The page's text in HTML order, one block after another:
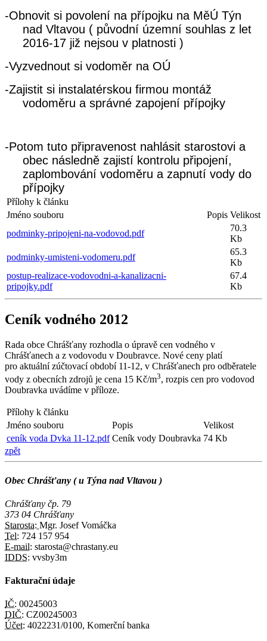
-Obnovit si povolení na přípojku na MěÚ Týn
nad Vltavou ( původní územní souhlas z let
2016-17 již nejsou v platnosti )
-Vyzvednout si vodoměr na OÚ
-Zajistit si instalatérskou firmou montáž
vodoměru a správné zapojení přípojky
-Potom tuto připravenost nahlásit starostovi a
obec následně zajistí kontrolu připojení,
zaplombování vodoměru a zapnutí vody do
přípojky
Přílohy k článku
Jméno souboru
Popis Velikost
podminky-pripojeni-na-vodovod.pdf
70.3
Kb
podminky-umisteni-vodomeru.pdf
65.3
Kb
postup-realizace-vodovodni-a-kanalizacni-
pripojky.pdf
67.4
Kb
Ceník vodného 2012
Rada obce Chrášťany rozhodla o úpravě cen vodného v
Chrášťanech a z vodovodu v Doubravce. Nové ceny platí
pro aktuální zúčtovací období 11-12, v Chrášťanech pro odběratele
vody z obecních zdrojů je cena 15 Kč/m3, rozpis cen pro vodovod
Doubravka uvádíme v příloze.
Přílohy k článku
Jméno souboru
Popis
Velikost
ceník voda Dvka 11-12.pdf Ceník vody Doubravka 74 Kb
zpět
Obec Chrášťany ( u Týna nad Vltavou )
Chrášťany čp. 79
373 04 Chrášťany
Starosta: Mgr. Josef Vomáčka
Tel: 724 157 954
E-mail: starosta@chrastany.eu
IDDS: vvsby3m
Fakturační údaje
IČ: 00245003
DIČ: CZ00245003
Účet: 4022231/0100, Komerční banka